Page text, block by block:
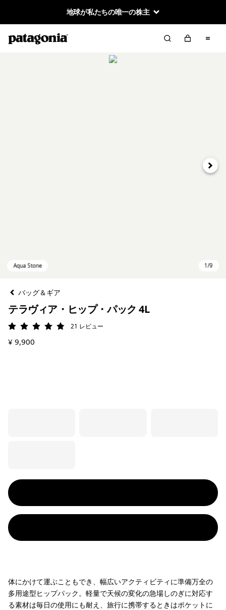
地球が私たちの唯一の株主
次へ
バッグ＆ギア
テラヴィア・ヒップ・パック 4L
評価: 4.9 / 5
21 レビュー
¥ 9,900
体にかけて運ぶこともでき、幅広いアクティビティに準備万全の
多用途型ヒップパック。軽量で天候の変化の急場しのぎに対応す
る素材は毎日の使用にも耐え、旅行に携帯するときはポケットに